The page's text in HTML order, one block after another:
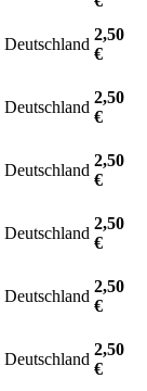
Deutschland
2,50
€
Deutschland
2,50
€
Deutschland
2,50
€
Deutschland
2,50
€
Deutschland
2,50
€
Deutschland
2,50
€